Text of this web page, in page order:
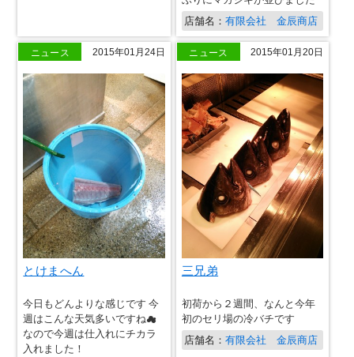
店舗名： 有限会社 金辰商店
ニュース 2015年01月24日
とけまへん
今日もどんよりな感じです 今
週はこんな天気多いですね☁
なので今週は仕入れにチカラ
入れました！
ニュース 2015年01月20日
三兄弟
初荷から２週間、なんと今年
初のセリ場の冷バチです
店舗名： 有限会社 金辰商店